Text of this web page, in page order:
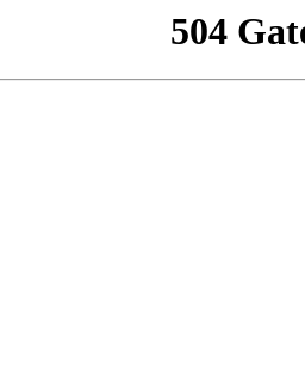
504